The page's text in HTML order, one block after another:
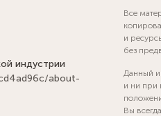
индустрии
about-
Все
и
без
Данный
и ни при
Вы